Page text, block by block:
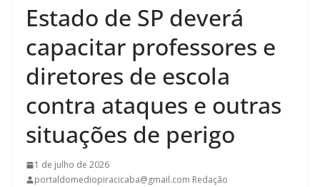
Estado de SP deverá
capacitar professores e
diretores de escola
contra ataques e outras
situações de perigo
1 de julho de 2026
portaldomediopiracicaba@gmail.com Redação